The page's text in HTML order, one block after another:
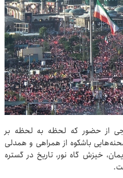
از حضور که لحظه‌ به‌ لحظه بر
باشکوه از همراهی و همدلی
خیزش گاه نور، تاریخ در گستره